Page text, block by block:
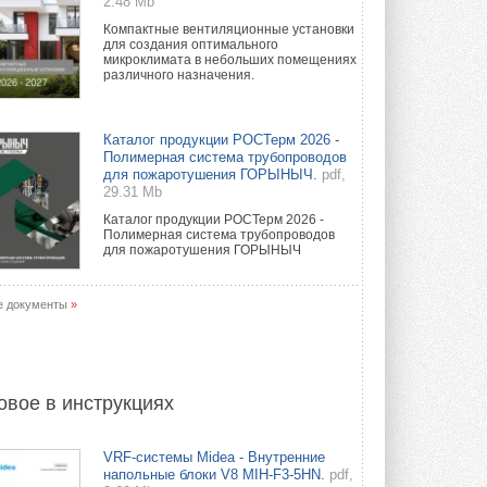
Компактные вентиляционные установки
для создания оптимального
микроклимата в небольших помещениях
различного назначения.
Каталог продукции РОСТерм 2026 -
Полимерная система трубопроводов
для пожаротушения ГОРЫНЫЧ.
pdf,
29.31 Mb
Каталог продукции РОСТерм 2026 -
Полимерная система трубопроводов
для пожаротушения ГОРЫНЫЧ
документы »
в инструкциях
VRF-системы Midea - Внутренние
напольные блоки V8 MIH-F3-5HN. pdf,